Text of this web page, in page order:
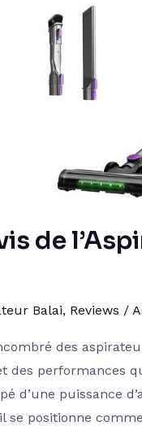
de
Balai, Reviews /
des
des performances
d’une puissance
se positionne